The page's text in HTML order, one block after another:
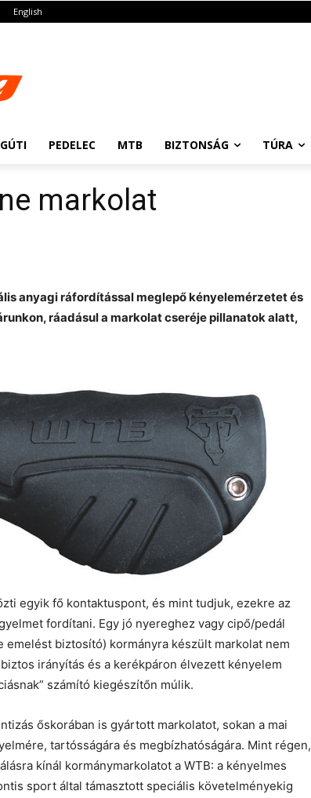
English
PEDELEC MTB BIZTONSÁG TÚRA
markolat
anyagi ráfordítással meglepő kényelemérzetet és
ráadásul a markolat cseréje pillanatok alatt,
egyik fő kontaktuspont, és mint tudjuk, ezekre az
fordítani. Egy jó nyereghez vagy cipő/pedál
emelést biztosító) kormányra készült markolat nem
irányítás és a kerékpáron élvezett kényelem
számító kiegészítőn múlik.
őskorában is gyártott markolatot, sokan a mai
tartósságára és megbízhatóságára. Mint régen,
kínál kormánymarkolatot a WTB: a kényelmes
sport által támasztott speciális követelményekig